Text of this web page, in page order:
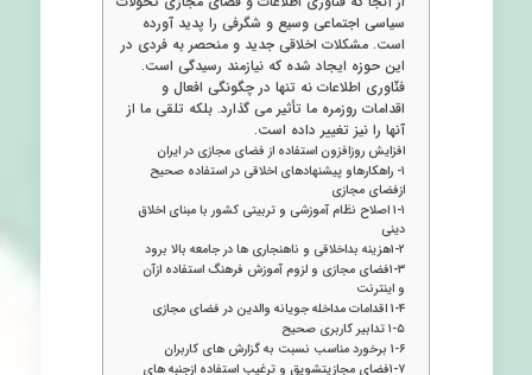
سیاسی اجتماعی وسیع و شگرفی را پدید آورده
است. مشکلات اخلاقی جدید و منحصر به فردی در
این حوزه ایجاد شده که نیازمند رسیدگی است.
فنّاوری اطلاعات نه تنها در چگونگی افعال و
اقدامات روزمره ما تأثیر می گذارد. بلکه تلقی ما از
آنها را نیز تغییر داده است.
افزایش روزافزون استفاده از فضای مجازی در ایران
۱- راهکارهاو پیشنهادهای اخلاقی در استفاده صحیح
ازفضای مجازی
۱-۱ اصلاح نظام آموزشی و تربیتی کشور با مبنای اخلاق
دینی
۱-۲هزینه بداخلاقی و ناهنجاری ها در جامعه بالا برود
۱-۳فضای مجازی و لزوم آموزش فرهنگ استفاده ازآن
و اینترنت
۱-۴ اقدامات مداخله جویانه والدین در فضای مجازی
۱-۵ تدابیر کاربری صحیح
۱-۶ برخورد مناسب نسبت به گزارش های کاربران
۱-۷فضای مجازیتشویق و ترغیب استفاده ازجنبه های